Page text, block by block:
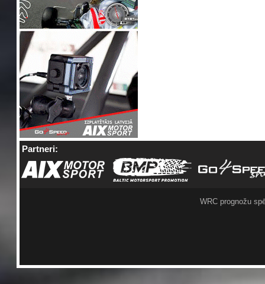
Partneri:
WRC prognožu